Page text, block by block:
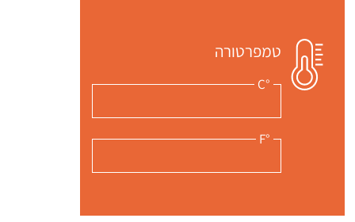
כמנויים ותלחצו על הפעמון תקבלו התראה לטלפון הנייד ברגע שעולה מתכון חדש לערוץ,
טמפרטורה
°C
°F